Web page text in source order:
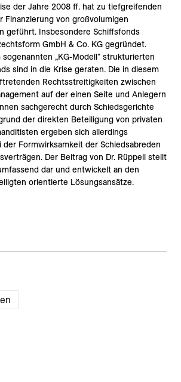
der Jahre 2008 ff. hat zu tiefgreifenden
Finanzierung von großvolumigen
geführt. Insbesondere Schiffsfonds
GmbH & Co. KG gegründet.
„KG-Modell” strukturierten
sind in die Krise geraten. Die in diesem
Rechtsstreitigkeiten zwischen
auf der einen Seite und Anlegern
sachgerecht durch Schiedsgerichte
der direkten Beteiligung von privaten
ergeben sich allerdings
Formwirksamkeit der Schiedsabreden
Der Beitrag von Dr. Rüppell stellt
dar und entwickelt an den
orientierte Lösungsansätze.